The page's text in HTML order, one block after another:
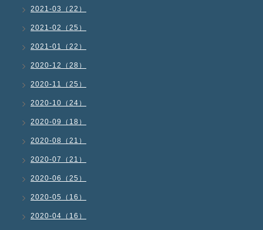
2021-03（22）
2021-02（25）
2021-01（22）
2020-12（28）
2020-11（25）
2020-10（24）
2020-09（18）
2020-08（21）
2020-07（21）
2020-06（25）
2020-05（16）
2020-04（16）